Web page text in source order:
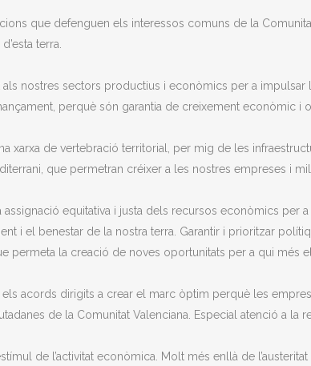
que defenguen els interessos comuns de la
terra.
als nostres sectors productius i econòmics per a impulsar
perquè són garantia de creixement econòmic i
xarxa de vertebració territorial, per mig de les
que permetran créixer a les nostres empreses i
assignació equitativa i justa dels recursos econòmics per
i el benestar de la nostra terra. Garantir i prioritzar
permeta la creació de noves oportunitats per a qui més el
els acords dirigits a crear el marc òptim perquè les
de la Comunitat Valenciana. Especial atenció a la
de l’activitat econòmica. Molt més enllà de